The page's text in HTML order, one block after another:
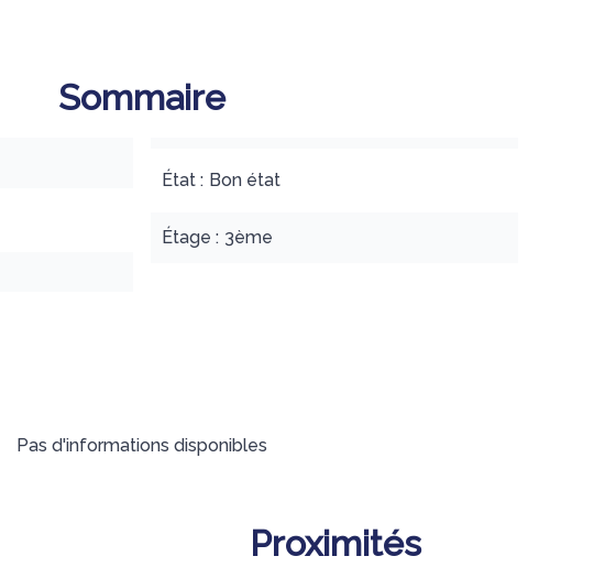
Sommaire
État Bon état
Étage 3ème
Pas d'informations disponibles
Proximités